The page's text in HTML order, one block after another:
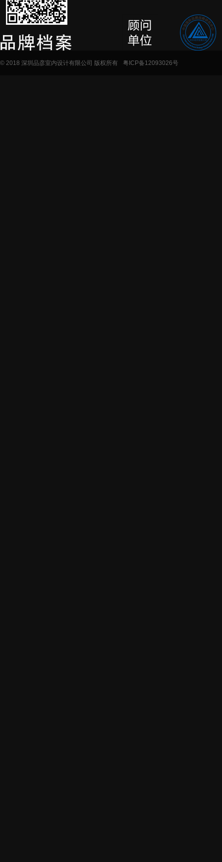
© 2018 深圳品彦室内设计有限公司 版权所有 粤ICP备12093026号